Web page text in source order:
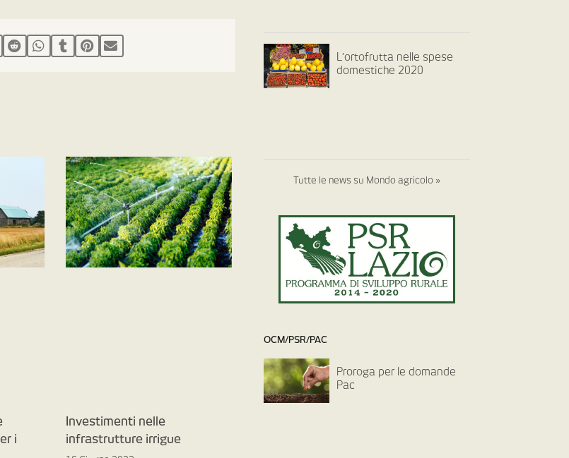
i
Investimenti nelle
infrastrutture irrigue
L’ortofrutta nelle spese
domestiche 2020
Tutte le news su Mondo agricolo »
OCM/PSR/PAC
Proroga per le domande
Pac